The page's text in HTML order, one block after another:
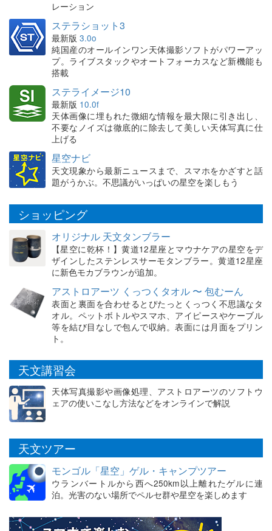
レーション
ステラショット3
最新版 3.0o
純国産のオールインワン天体撮影ソフトがパワーアッ
プ。ライブスタックやオートフォーカスなど新機能も
搭載
ステライメージ10
最新版 10.0f
天体画像に埋もれた微細な情報を最大限に引き出し、
不要なノイズは徹底的に除去して美しい天体写真に仕
上げる
星空ナビ
天文現象から最新ニュースまで、スマホをかざすと話
題がうかぶ。不思議がいっぱいの星空を楽しもう
ショッピング
オリジナル 天文タンブラー
【星空に乾杯！】黄道12星座とマウナケアの星空をデ
ザインしたステンレスサーモタンブラー。黄道12星座
に新色モカブラウンが追加。
アストロアーツ くっつくタオル 〜 包むーん
表面と裏面を合わせるとぴたっとくっつく不思議なタ
オル。ペットボトルやスマホ、アイピースやケーブル
等を結び目なしで包んで収納。表面には月面をプリン
ト。
天文講習会
天体写真撮影や画像処理、アストロアーツのソフトウ
ェアの使いこなし方法などをオンラインで解説
天文ツアー
モンゴル「星空」ゲル・キャンプツアー
ウランバートルから西へ250km以上離れたゲルに連
泊。光害のない場所でペルセ群や星空を楽しめます